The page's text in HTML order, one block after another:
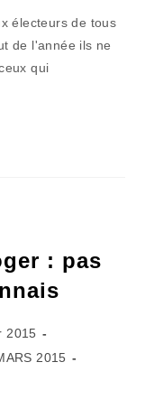
électeurs de tous
de l'année ils ne
qui
: pas
2015
2015